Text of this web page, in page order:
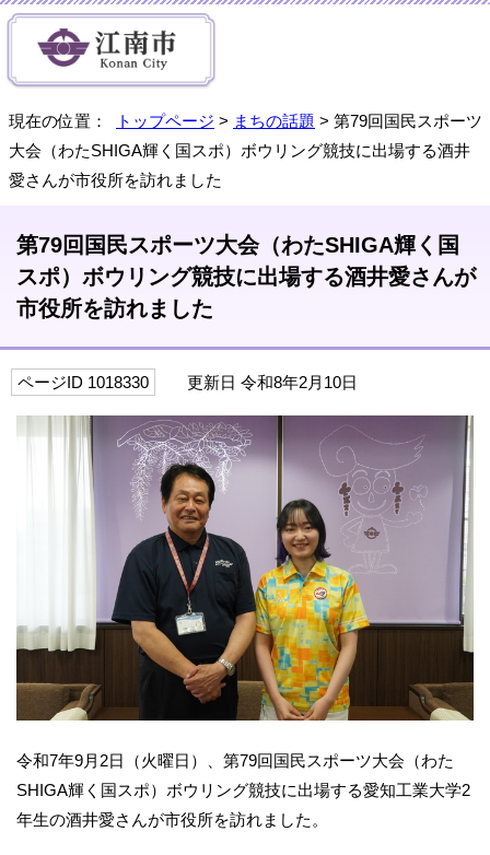
現在の位置： トップページ > まちの話題 > 第79回国民スポーツ
大会（わたSHIGA輝く国スポ）ボウリング競技に出場する酒井
愛さんが市役所を訪れました
第79回国民スポーツ大会（わたSHIGA輝く国
スポ）ボウリング競技に出場する酒井愛さんが
市役所を訪れました
ページID 1018330 更新日 令和8年2月10日
令和7年9月2日（火曜日）、第79回国民スポーツ大会（わた
SHIGA輝く国スポ）ボウリング競技に出場する愛知工業大学2
年生の酒井愛さんが市役所を訪れました。